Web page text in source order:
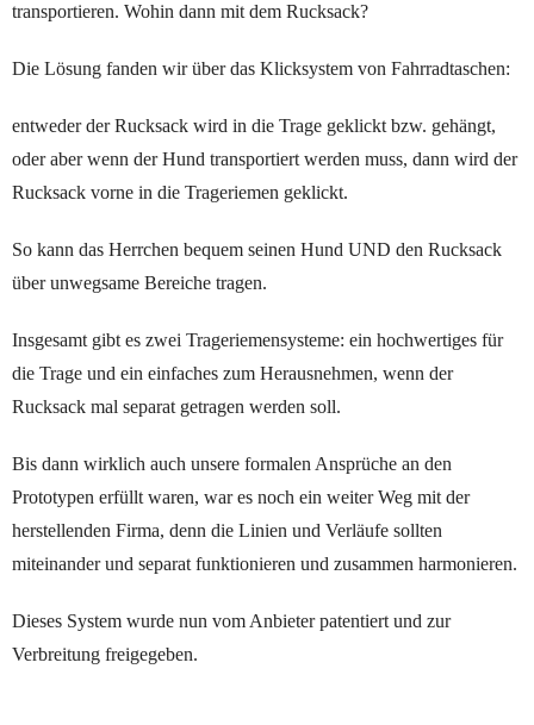
transportieren. Wohin dann mit dem Rucksack?
Die Lösung fanden wir über das Klicksystem von Fahrradtaschen:
entweder der Rucksack wird in die Trage geklickt bzw. gehängt,
oder aber wenn der Hund transportiert werden muss, dann wird der
Rucksack vorne in die Trageriemen geklickt.
So kann das Herrchen bequem seinen Hund UND den Rucksack
über unwegsame Bereiche tragen.
Insgesamt gibt es zwei Trageriemensysteme: ein hochwertiges für
die Trage und ein einfaches zum Herausnehmen, wenn der
Rucksack mal separat getragen werden soll.
Bis dann wirklich auch unsere formalen Ansprüche an den
Prototypen erfüllt waren, war es noch ein weiter Weg mit der
herstellenden Firma, denn die Linien und Verläufe sollten
miteinander und separat funktionieren und zusammen harmonieren.
Dieses System wurde nun vom Anbieter patentiert und zur
Verbreitung freigegeben.